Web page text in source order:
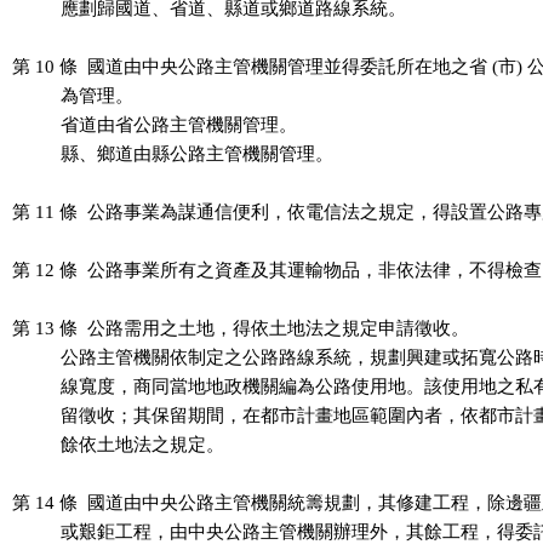
          應劃歸國道、省道、縣道或鄉道路線系統。
第 10 條  國道由中央公路主管機關管理並得委託所在地之省 (市)
          為管理。
          省道由省公路主管機關管理。
          縣、鄉道由縣公路主管機關管理。
第 11 條  公路事業為謀通信便利，依電信法之規定，得設置公路
第 12 條  公路事業所有之資產及其運輸物品，非依法律，不得檢
第 13 條  公路需用之土地，得依土地法之規定申請徵收。
公路主管機關依制定之公路路線系統，規劃興建或拓寬公
線寬度，商同當地地政機關編為公路使用地。該使用地之
留徵收；其保留期間，在都市計畫地區範圍內者，依都市
          餘依土地法之規定。
第 14 條  國道由中央公路主管機關統籌規劃，其修建工程，除邊
或艱鉅工程，由中央公路主管機關辦理外，其餘工程，得